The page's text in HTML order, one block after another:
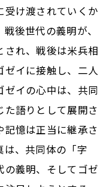
受け渡されていくか
後世代の義明が、
され、戦後は米兵相
ゼイに接触し、二人
イの心中は、共同
語りとして展開さ
憶は正当に継承さ
、共同体の「字
の義明、そしてゴゼ